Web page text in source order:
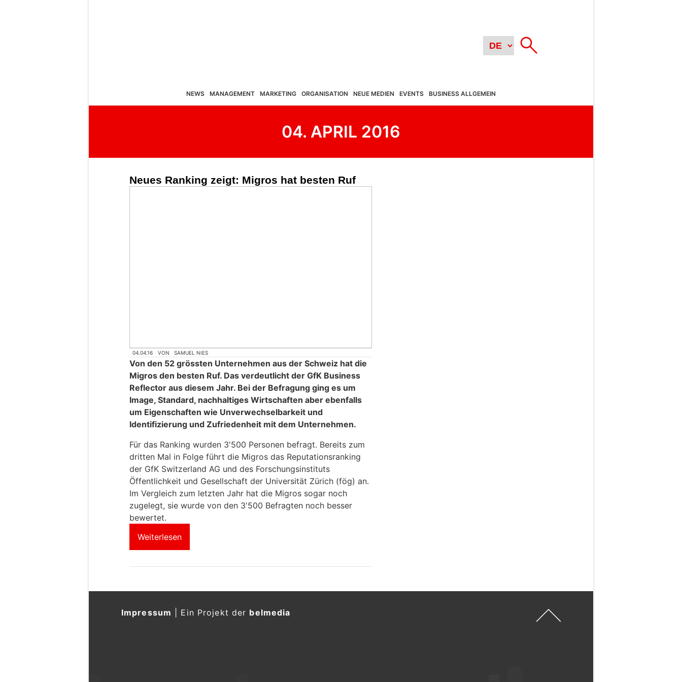
NEWS MANAGEMENT MARKETING ORGANISATION NEUE MEDIEN EVENTS BUSINESS ALLGEMEIN
04. APRIL 2016
Neues Ranking zeigt: Migros hat besten Ruf
04.04.16 VON SAMUEL NIES
Von den 52 grössten Unternehmen aus der Schweiz hat die
Migros den besten Ruf. Das verdeutlicht der GfK Business
Reflector aus diesem Jahr. Bei der Befragung ging es um
Image, Standard, nachhaltiges Wirtschaften aber ebenfalls
um Eigenschaften wie Unverwechselbarkeit und
Identifizierung und Zufriedenheit mit dem Unternehmen.
Für das Ranking wurden 3'500 Personen befragt. Bereits zum
dritten Mal in Folge führt die Migros das Reputationsranking
der GfK Switzerland AG und des Forschungsinstituts
Öffentlichkeit und Gesellschaft der Universität Zürich (fög) an.
Im Vergleich zum letzten Jahr hat die Migros sogar noch
zugelegt, sie wurde von den 3'500 Befragten noch besser
bewertet.
Weiterlesen
Impressum Ein Projekt der belmedia